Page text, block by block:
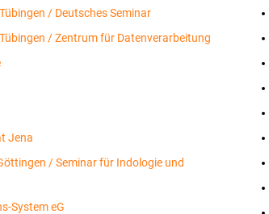
/ Deutsches Seminar
/ Zentrum für Datenverarbeitung
Jena
/ Seminar für Indologie und
System eG